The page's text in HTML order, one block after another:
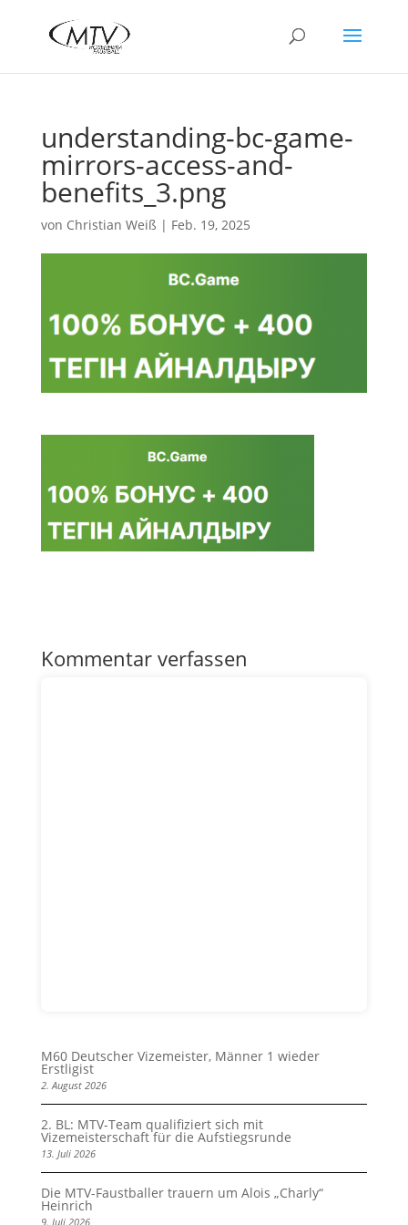
understanding-bc-game-
mirrors-access-and-
benefits_3.png
von Christian Weiß | Feb. 19, 2025
Kommentar verfassen
M60 Deutscher Vizemeister, Männer 1 wieder
Erstligist
2. August 2026
2. BL: MTV-Team qualifiziert sich mit
Vizemeisterschaft für die Aufstiegsrunde
13. Juli 2026
Die MTV-Faustballer trauern um Alois „Charly“
Heinrich
9. Juli 2026